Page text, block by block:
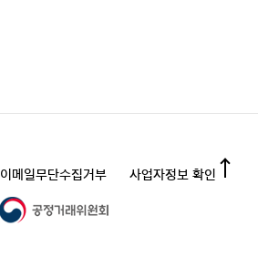
이메일무단수집거부 사업자정보 확인